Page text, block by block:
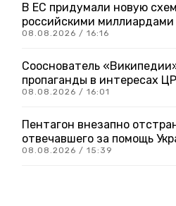
В ЕС придумали новую
российскими миллиардами
08.08.2026 / 16:16
Сооснователь
пропаганды в интересах
08.08.2026 / 16:01
Пентагон внезапно
отвечавшего за помощь
08.08.2026 / 15:39